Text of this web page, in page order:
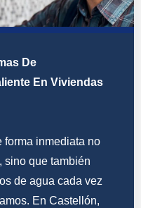
De
En Viviendas
forma inmediata no
sino que también
de agua cada vez
En Castellón,